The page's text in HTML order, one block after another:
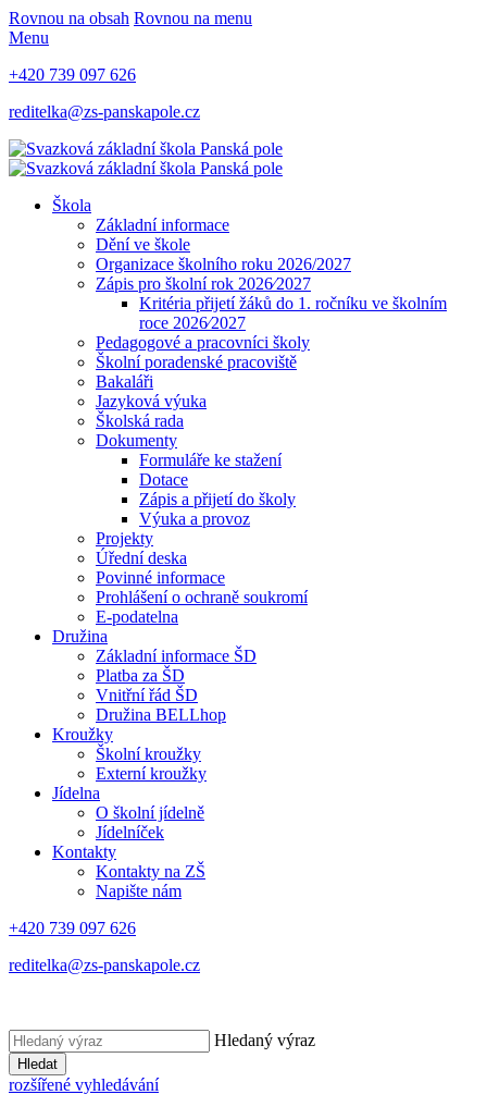
Rovnou na obsah Rovnou na menu
Menu
+420 739 097 626
reditelka@zs-panskapole.cz
Škola
Základní informace
Dění ve škole
Organizace školního roku 2026/2027
Zápis pro školní rok 2026⁄2027
Kritéria přijetí žáků do 1. ročníku ve školním
roce 2026⁄2027
Pedagogové a pracovníci školy
Školní poradenské pracoviště
Bakaláři
Jazyková výuka
Školská rada
Dokumenty
Formuláře ke stažení
Dotace
Zápis a přijetí do školy
Výuka a provoz
Projekty
Úřední deska
Povinné informace
Prohlášení o ochraně soukromí
E-podatelna
Družina
Základní informace ŠD
Platba za ŠD
Vnitřní řád ŠD
Družina BELLhop
Kroužky
Školní kroužky
Externí kroužky
Jídelna
O školní jídelně
Jídelníček
Kontakty
Kontakty na ZŠ
Napište nám
+420 739 097 626
reditelka@zs-panskapole.cz
Hledaný výraz
Hledat
rozšířené vyhledávání